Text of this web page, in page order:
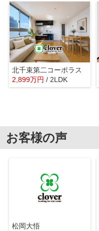
北千束第二コーポラス
2,899万円 / 2LDK
お客様の声
松岡大悟